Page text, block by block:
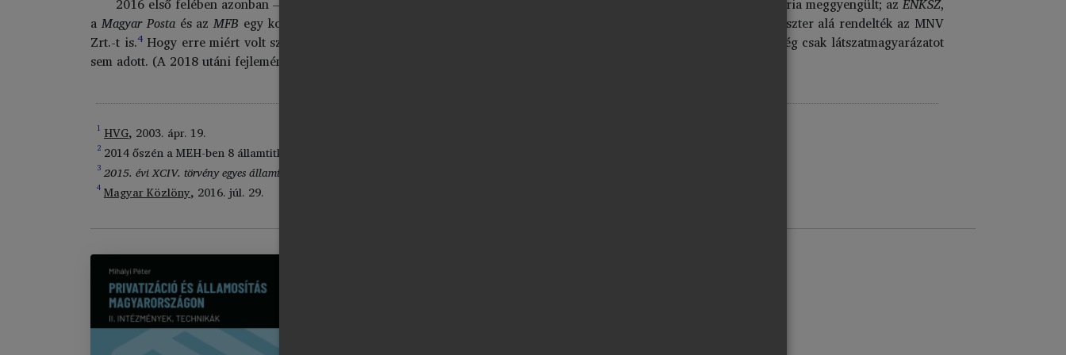
a Magyar Postaés azMFB egy kormányhatározattal átkerült a Nemzeti Fejlesztési Minisztériumhoz, sőt a fejlesztési miniszter alá rendelték az MNV
Zrt.-t is.4Hogy erre miért volt szükség, és hogy miért nem az MNV Zrt.-hez kerültek ezek a cégek, arra a kormányzat még csak látszatmagyarázatot
sem adott. (A 2018 utáni fejleményeket lásd később, 4.9.2.)
1 HVG, 2003. ápr. 19.
2 2014 őszén a MEH-ben 8 államtitkár, 3 miniszteri biztos és 24 helyettes államtitkár dolgozott.
3 2015. évi XCIV. törvény egyes állami vagyont érintő törvények módosításáról
4 Magyar Közlöny, 2016. júl. 29.